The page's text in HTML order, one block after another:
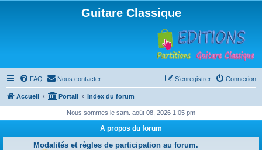
Guitare Classique
FAQ Nous contacter Connexion
S’enregistrer
Accueil Portail Index du forum
Nous sommes le sam. août 08, 2026 1:05 pm
A propos du forum
Modalités et règles de participation au forum.